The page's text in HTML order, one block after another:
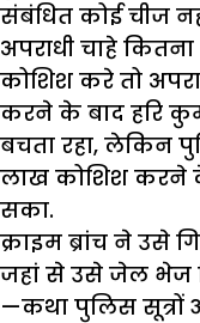
संबंधित कोई चीज
अपराधी चाहे
कोशिश करे तो
करने के बाद हरि
बचता रहा, लेकिन
लाख कोशिश करने के
सका.
क्राइम ब्रांच ने उसे
जहां से उसे जेल भेज
—कथा पुलिस सूत्रों